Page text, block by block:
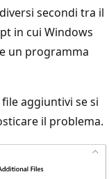
secondi tra il
in cui Windows
un programma
aggiuntivi se si
il problema.